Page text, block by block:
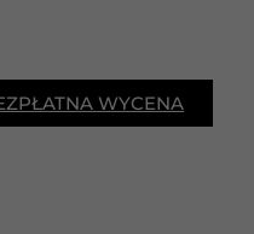
WYCENA